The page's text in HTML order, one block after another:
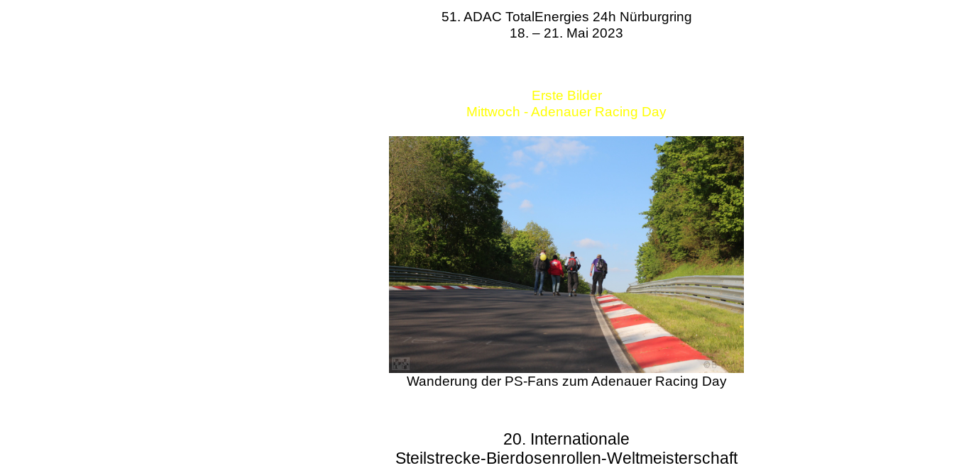
51. ADAC TotalEnergies 24h Nürburgring
18. – 21. Mai 2023
Erste Bilder
Mittwoch - Adenauer Racing Day
Wanderung der PS-Fans zum Adenauer Racing Day
20. Internationale
Steilstrecke-Bierdosenrollen-Weltmeisterschaft